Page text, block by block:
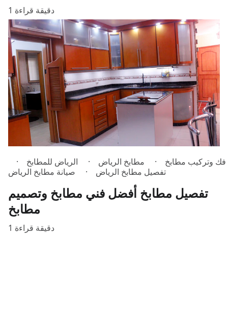
1 دقيقة قراءة
فك وتركيب مطابخ مطابخ الرياض
الرياض للمطابخ
تفصيل مطابخ الرياض
صيانة مطابخ الرياض
تفصيل مطابخ أفضل فني مطابخ وتصميم
مطابخ
1 دقيقة قراءة